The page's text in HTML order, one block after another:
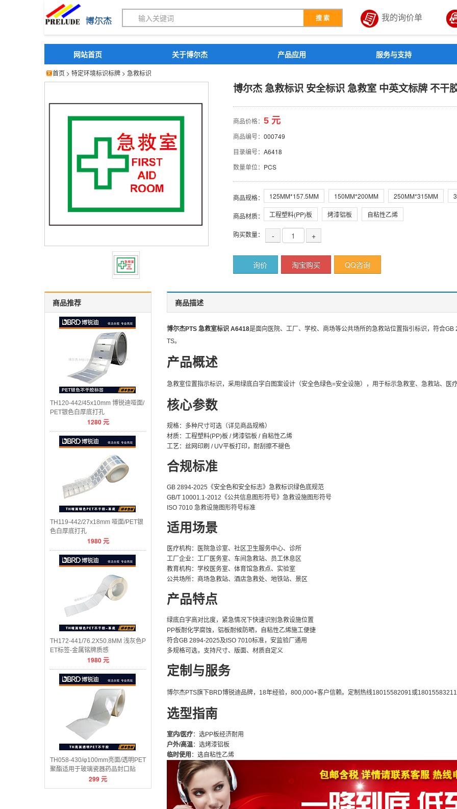
博尔杰PTS - 工业标识解决方案
搜 索 我的询价单
网站首页 关于博尔杰 产品应用 服务与支持
首页 > 特定环境标识标牌 > 急救标识
博尔杰 急救标识 安全标识 急救室 中英文标
博尔杰 急救标识 安全标识 急救室 中英文标牌 不干
商品价格： 5 元
商品编号： 000749
目录编号： A6418
数量单位： PCS
商品规格： 125MM*157.5MM 150MM*200MM 250MM*315MM
商品材质： 工程塑料(PP)板 烤漆铝板 自粘性乙烯
购买数量： - +
询价 淘宝购买 QQ咨询
商品推荐
TH120-442/45x10mm 博锐迪哑面/
PET银色白厚底打孔
1280元
TH119-442/27x18mm 哑面/PET银
色白厚底打孔
1980元
TH172-441/76.2X50.8MM 浅灰色P
ET标签-金属铭牌质感
1980元
TH058-430/φ100mm亮面/透明PET
聚酯适用于玻璃瓷器药品封口贴
299元
商品描述
博尔杰PTS 急救室标识 A6418是面向医院、工厂、学校、商场等公共场所的急救站位置指引标识，符合
TS。
产品概述
急救室位置指示标识，采用绿底白字白图案设计（安全色绿色=安全设施），用于标示急救室、急救站、
核心参数
规格：多种尺寸可选（详见商品规格）
材质：工程塑料(PP)板 / 烤漆铝板 / 自粘性乙烯
工艺：丝网印刷 / UV平板打印，耐刮擦不褪色
合规标准
GB 2894-2025《安全色和安全标志》急救标识绿色底规范
GB/T 10001.1-2012《公共信息图形符号》急救设施图形符号
ISO 7010 急救设施图形符号标准
适用场景
医疗机构：医院急诊室、社区卫生服务中心、诊所
工厂企业：工厂医务室、车间急救站、员工休息区
教育机构：学校医务室、体育馆急救点、实验室
公共场所：商场急救站、酒店急救处、地铁站、景区
产品特点
绿底白字高对比度，紧急情况下快速识别急救设施位置
PP板耐化学腐蚀，铝板耐候防晒，自粘性乙烯施工便捷
符合GB 2894-2025及ISO 7010标准，安监验厂通用
多规格可选，支持尺寸、版面、材质自定义
定制与服务
博尔杰PTS旗下BRD博锐迪品牌，18年经验，800,000+客户信赖。定制热线18015582091或
选型指南
室内/医疗：选PP板经济耐用
户外/高温：选烤漆铝板
临时使用 ：选自粘性乙烯